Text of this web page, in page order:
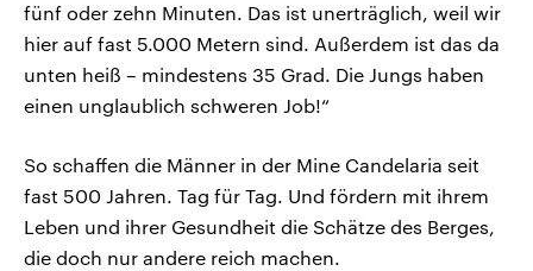
fünf oder zehn Minuten. Das ist unerträglich, weil wir
hier auf fast 5.000 Metern sind. Außerdem ist das da
unten heiß – mindestens 35 Grad. Die Jungs haben
einen unglaublich schweren Job!“
So schaffen die Männer in der Mine Candelaria seit
fast 500 Jahren. Tag für Tag. Und fördern mit ihrem
Leben und ihrer Gesundheit die Schätze des Berges,
die doch nur andere reich machen.